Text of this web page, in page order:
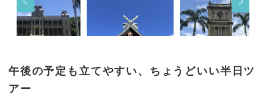
午後の予定も立てやすい、ちょうどいい半日ツ
アー